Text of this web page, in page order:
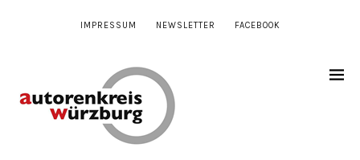
IMPRESSUM NEWSLETTER FACEBOOK